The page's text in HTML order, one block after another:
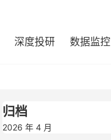
深度投研 数据监控
归档
2026 年 4 月